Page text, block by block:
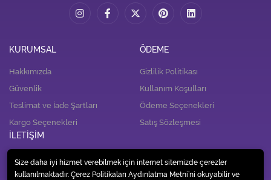
KURUMSAL
Hakkımızda
Güvenlik
Teslimat ve İade Şartları
Kargo Seçenekleri
ÖDEME
Gizlilik Politikası
Kullanım Koşulları
Ödeme Seçenekleri
Satış Sözleşmesi
İLETİŞİM
İletişim
Size daha iyi hizmet verebilmek için internet sitemizde çerezler
kullanılmaktadır. Çerez Politikaları Aydınlatma Metni’ni okuyabilir ve